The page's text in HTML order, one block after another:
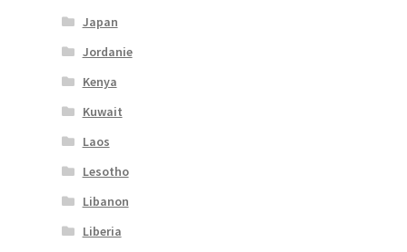
Japan
Jordanie
Kenya
Kuwait
Laos
Lesotho
Libanon
Liberia